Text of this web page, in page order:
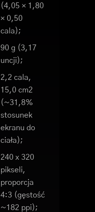
(4,05 × 1,80
× 0,50
cala);
90 g (3,17
uncji);
2,2 cala,
15,0 cm2
(~31,8%
stosunek
ekranu do
ciała);
240 x 320
pikseli,
proporcja
4:3 (gęstość
~182 ppi);